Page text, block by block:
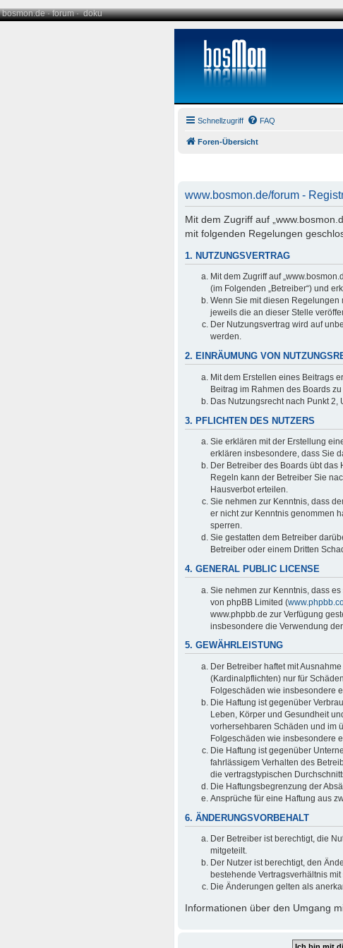
bosmon.de·forum·doku
Schnellzugriff FAQ
Foren-Übersicht
www.bosmon.de/forum -
Mit dem Zugriff auf
mit folgenden Regelungen
1. NUTZUNGSVERTRAG
Mit dem Zugriff auf
(im Folgenden „Betreiber“) und
Wenn Sie mit diesen Regelungen
jeweils die an dieser Stelle
Der Nutzungsvertrag wird auf
werden.
2. EINRÄUMUNG VON
Mit dem Erstellen eines Beitrags
Beitrag im Rahmen des Boards
Das Nutzungsrecht nach Punkt
3. PFLICHTEN DES NUTZERS
Sie erklären mit der Erstellung
erklären insbesondere, dass Sie
Der Betreiber des Boards übt
Regeln kann der Betreiber Sie
Hausverbot erteilen.
Sie nehmen zur Kenntnis, dass
er nicht zur Kenntnis genommen
sperren.
Sie gestatten dem Betreiber
Betreiber oder einem Dritten
4. GENERAL PUBLIC LICENSE
Sie nehmen zur Kenntnis, dass es
von phpBB Limited (
www.phpbb.de zur Verfügung
insbesondere die Verwendung
5. GEWÄHRLEISTUNG
Der Betreiber haftet mit
(Kardinalpflichten) nur für
Folgeschäden wie insbesondere
Die Haftung ist gegenüber
Leben, Körper und Gesundheit
vorhersehbaren Schäden und im
Folgeschäden wie insbesondere
Die Haftung ist gegenüber
fahrlässigem Verhalten des
die vertragstypischen
Die Haftungsbegrenzung der
Ansprüche für eine Haftung aus
6. ÄNDERUNGSVORBEHALT
Der Betreiber ist berechtigt, die
mitgeteilt.
Der Nutzer ist berechtigt, den
bestehende Vertragsverhältnis
Die Änderungen gelten als
Informationen über den Umgang